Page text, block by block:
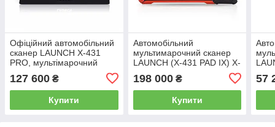
Офіційний автомобільний
сканер LAUNCH X-431
PRO, мультімарочний
127 600 ₴
Купити
Автомобільний
мультимарочний сканер
LAUNCH (X-431 PAD IX) X-
198 000₴
Купити
57